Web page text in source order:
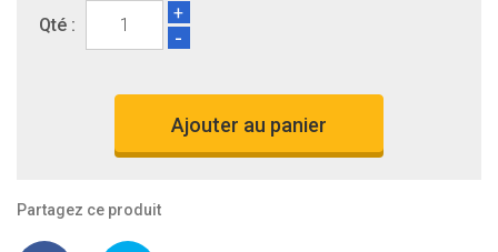
Qté :
+
-
Ajouter au panier
Partagez ce produit